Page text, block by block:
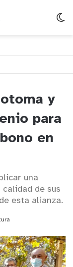
y
para
en
una
de sus
esta alianza.